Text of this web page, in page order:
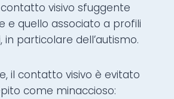
visivo sfuggente
e quello associato a profili
in particolare dell’autismo.
il contatto visivo è evitato
come minaccioso: